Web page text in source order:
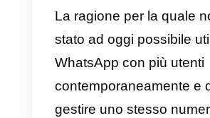
WhatsApp
permette
dei template di
attribuire dei tag